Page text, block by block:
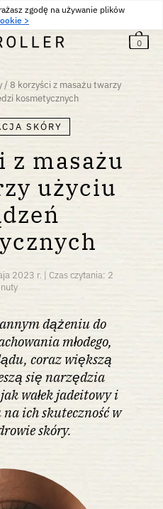
zgodę na używanie plików
>
OD30€ZAKUP
0
/8 korzyści z masażu twarzy
kosmetycznych
SKÓRY
z masażu
użyciu
2023 r. | Czas czytania: 2
dążeniu do
młodego,
coraz większą
się narzędzia
wałek jadeitowy i
ich skuteczność w
skóry.